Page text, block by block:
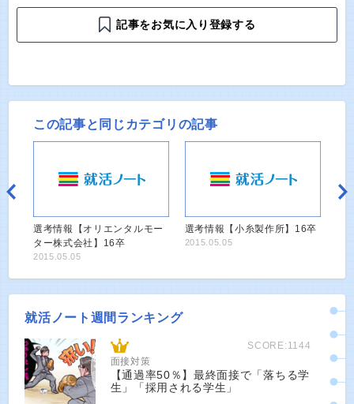
記事をお気に入り登録する
この記事と同じカテゴリの記事
選考情報【オリエンタルモー
ター株式会社】16卒
2015.05.05
選考情報【小糸製作所】16卒
2015.05.05
就活ノート週間ランキング
SCORE:1144
面接対策
【通過率50％】最終面接で「落ちる学
生」「採用される学生」